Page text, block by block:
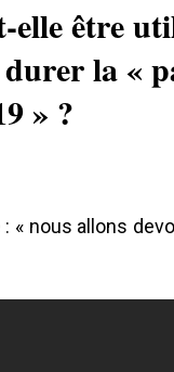
elle être
la «
» ?
: « nous allons